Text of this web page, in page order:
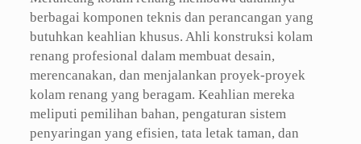
berbagai komponen teknis dan perancangan yang
butuhkan keahlian khusus. Ahli konstruksi kolam
renang profesional dalam membuat desain,
merencanakan, dan menjalankan proyek-proyek
kolam renang yang beragam. Keahlian mereka
meliputi pemilihan bahan, pengaturan sistem
penyaringan yang efisien, tata letak taman, dan